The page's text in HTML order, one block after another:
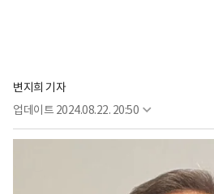
변지희 기자
업데이트 2024.08.22. 20:50